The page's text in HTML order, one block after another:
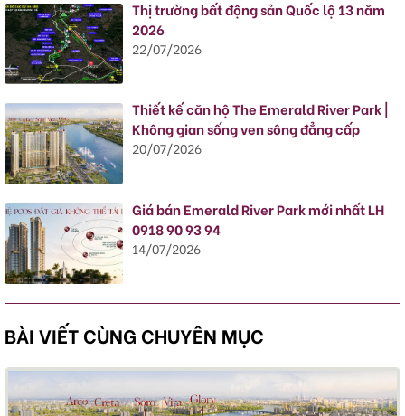
Thị trường bất động sản Quốc lộ 13 năm
2026
22/07/2026
Thiết kế căn hộ The Emerald River Park |
Không gian sống ven sông đẳng cấp
20/07/2026
Giá bán Emerald River Park mới nhất LH
0918 90 93 94
14/07/2026
BÀI VIẾT CÙNG CHUYÊN MỤC